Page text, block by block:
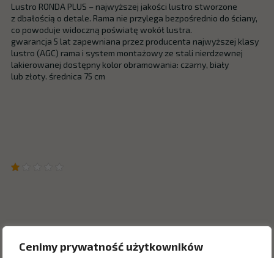
Cenimy prywatność użytkowników
Lustro RONDA PLUS – najwyższej jakości lustro stworzone
z dbałością o detale. Rama nie przylega bezpośrednio do ściany,
co powoduje widoczną poświatę wokół lustra.
gwarancja 5 lat zapewniana przez producenta najwyższej klasy
lustro (AGC) rama i system montażowy ze stali nierdzewnej
lakierowanej dostępny kolor obramowania: czarny, biały
lub złoty. średnica 75 cm
Inne produkty z kategorii